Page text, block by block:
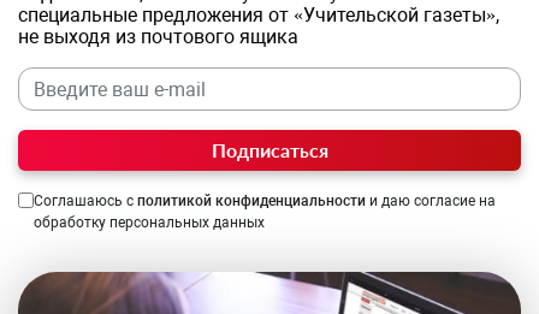
специальные предложения от «Учительской газеты»,
не выходя из почтового ящика
Подписаться
Соглашаюсь с политикой конфиденциальности и даю согласие на
обработку персональных данных